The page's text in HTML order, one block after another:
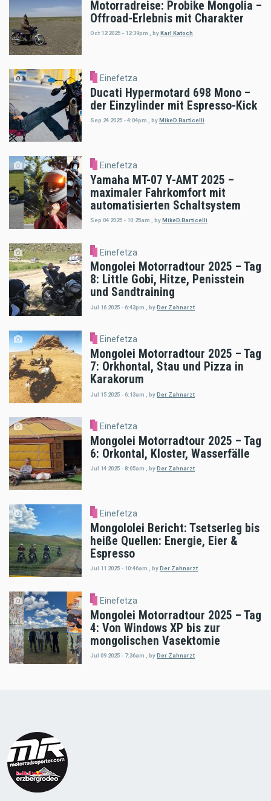
Motorradreise: Probike Mongolia –
Offroad-Erlebnis mit Charakter
Oct 12 2025 - 12:39pm , by Karl Katoch
Einefetza
Ducati Hypermotard 698 Mono –
der Einzylinder mit Espresso-Kick
Sep 24 2025 - 4:04pm byMikeD.Barticelli
Einefetza
Yamaha MT-07 Y-AMT 2025 –
maximaler Fahrkomfort mit
automatisierten Schaltsystem
Sep 04 2025 - 10:25am byMikeD.Barticelli
Einefetza
Mongolei Motorradtour 2025 – Tag
8: Little Gobi, Hitze, Penisstein
und Sandtraining
Jul 16 2025 - 6:43pm byDer Zahnarzt
Einefetza
Mongolei Motorradtour 2025 – Tag
7: Orkhontal, Stau und Pizza in
Karakorum
Jul 15 2025 - 6:13am byDer Zahnarzt
Einefetza
Mongolei Motorradtour 2025 – Tag
6: Orkontal, Kloster, Wasserfälle
Jul 14 2025 - 8:05am , byDer Zahnarzt
Einefetza
Mongololei Bericht: Tsetserleg bis
heiße Quellen: Energie, Eier &
Espresso
Jul 11 2025 - 10:46am byDer Zahnarzt
Einefetza
Mongolei Motorradtour 2025 – Tag
4: Von Windows XP bis zur
mongolischen Vasektomie
Jul 09 2025 - 7:36am byDer Zahnarzt